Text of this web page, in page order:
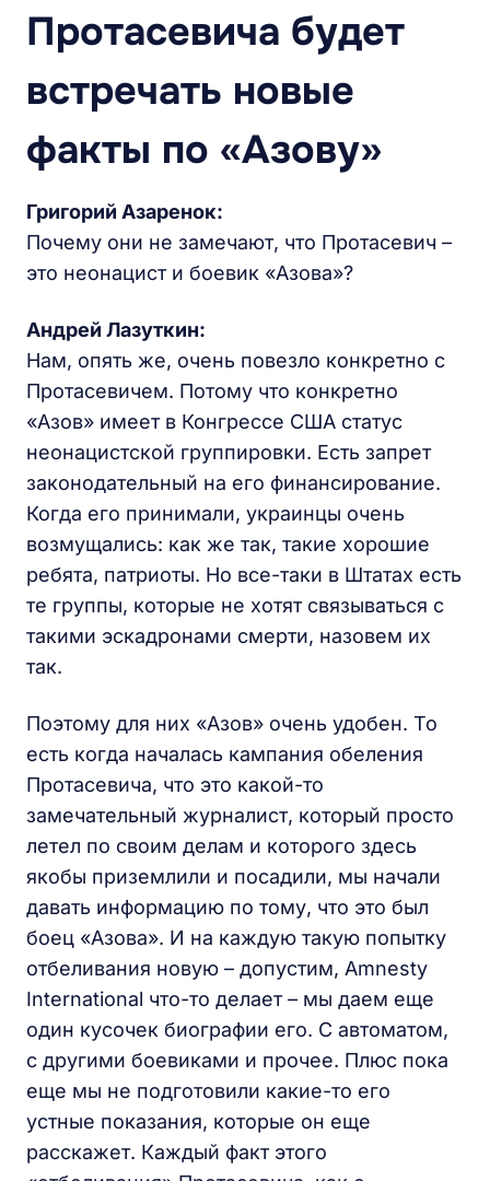
Протасевича будет
встречать новые
факты по «Азову»
Григорий Азаренок:
Почему они не замечают, что Протасевич –
это неонацист и боевик «Азова»?
Андрей Лазуткин:
Нам, опять же, очень повезло конкретно с
Протасевичем. Потому что конкретно
«Азов» имеет в Конгрессе США статус
неонацистской группировки. Есть запрет
законодательный на его финансирование.
Когда его принимали, украинцы очень
возмущались: как же так, такие хорошие
ребята, патриоты. Но все-таки в Штатах есть
те группы, которые не хотят связываться с
такими эскадронами смерти, назовем их
так.
Поэтому для них «Азов» очень удобен. То
есть когда началась кампания обеления
Протасевича, что это какой-то
замечательный журналист, который просто
летел по своим делам и которого здесь
якобы приземлили и посадили, мы начали
давать информацию по тому, что это был
боец «Азова». И на каждую такую попытку
отбеливания новую – допустим, Amnesty
International что-то делает – мы даем еще
один кусочек биографии его. С автоматом,
с другими боевиками и прочее. Плюс пока
еще мы не подготовили какие-то его
устные показания, которые он еще
расскажет. Каждый факт этого